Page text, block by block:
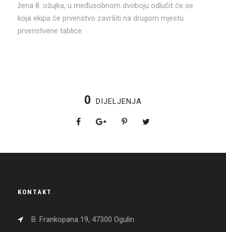
žena 8. ožujka, u međusobnom dvoboju odlučit će se
koja ekipa će prvenstvo završiti na drugom mjestu
prvenstvene tablice.
0 DIJELJENJA
KONTAKT
B. Frankopana 19, 47300 Ogulin